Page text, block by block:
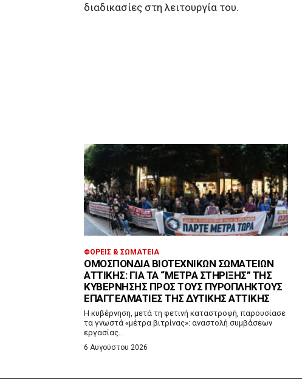
διαδικασίες στη λειτουργία του.
ΦΟΡΕΊΣ & ΣΩΜΑΤΕΊΑ
ΟΜΟΣΠΟΝΔΊΑ ΒΙΟΤΕΧΝΙΚΏΝ ΣΩΜΑΤΕΊΩΝ
ΑΤΤΙΚΉΣ: ΓΙΑ ΤΑ “ΜΈΤΡΑ ΣΤΉΡΙΞΗΣ” ΤΗΣ
ΚΥΒΈΡΝΗΣΗΣ ΠΡΟΣ ΤΟΥΣ ΠΥΡΌΠΛΗΚΤΟΥΣ
ΕΠΑΓΓΕΛΜΑΤΊΕΣ ΤΗΣ ΔΥΤΙΚΉΣ ΑΤΤΙΚΉΣ
Η κυβέρνηση, μετά τη φετινή καταστροφή, παρουσίασε
τα γνωστά «μέτρα βιτρίνας»: αναστολή συμβάσεων
εργασίας...
6 Αυγούστου 2026